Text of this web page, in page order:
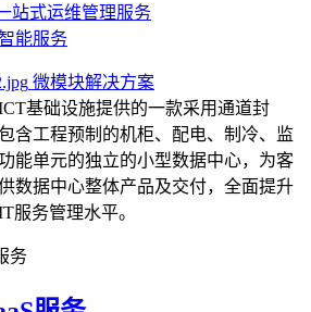
站式运维管理服务
能服务
微模块解决方案
基础设施提供的一款采用通道封
含工程预制的机柜、配电、制冷、监
能单元的独立的小型数据中心，为客
数据中心整体产品及交付，全面提升
服务管理水平。
务